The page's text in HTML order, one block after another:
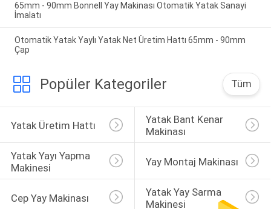
65mm - 90mm Bonnell Yay Makinası Otomatik Yatak Sanayi
İmalatı
Otomatik Yatak Yaylı Yatak Net Üretim Hattı 65mm - 90mm
Çap
Popüler Kategoriler Tüm
Yatak Üretim Hattı
Yatak Bant Kenar
Makinası
Yatak Yayı Yapma
Makinesi
Yay Montaj Makinası
Cep Yay Makinası
Yatak Yay Sarma
Makinesi